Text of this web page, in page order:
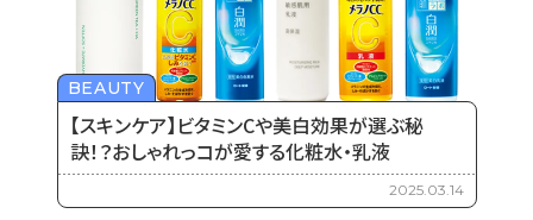
BEAUTY
【スキンケア】ビタミンCや美白効果が選ぶ秘
訣！？おしゃれっコが愛する化粧水・乳液
2025.03.14